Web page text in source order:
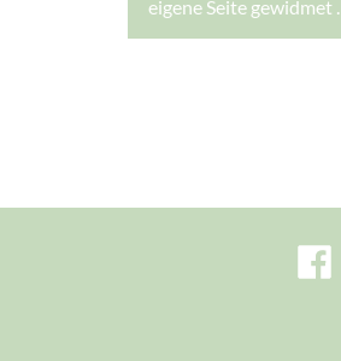
eigene Seite gewidmet .